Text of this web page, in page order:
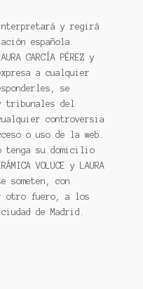
y regirá
española.
GARCÍA PÉREZ y
a cualquier
se
tribunales del
controversia
o uso de la web.
tenga su domicilio
VOLUCE y LAURA
someten, con
otro fuero, a los
de Madrid.